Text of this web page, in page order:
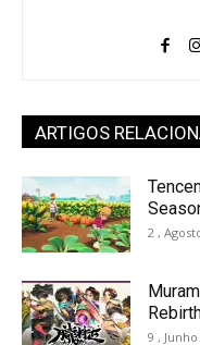
ARTIGOS
2 ,
9 ,